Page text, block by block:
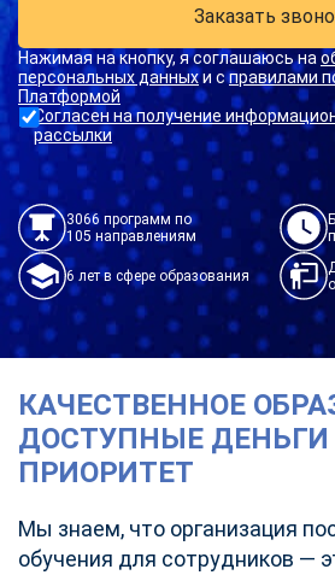
Заказать
Нажимая на кнопку, я соглашаюсь на
персональных данныхи справилами
Платформой
Согласен на получение
рассылки
3066 программ по
105 направлениям
6 лет в сфере образования
КАЧЕСТВЕННОЕ
ДОСТУПНЫЕ
ПРИОРИТЕТ
Мы знаем, что организация
обучения для сотрудников —